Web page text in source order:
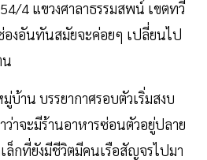
4 แขวงศาลาธรรมสพน์ เขตทวี
งอันทันสมัยจะค่อยๆ เปลี่ยนไป
น
บ้าน บรรยากาศรอบตัวเริ่มสงบ
ว่าจะมีร้านอาหารซ่อนตัวอยู่ปลาย
ล็กที่ยังมีชีวิตมีคนเรือสัญจรไปมา